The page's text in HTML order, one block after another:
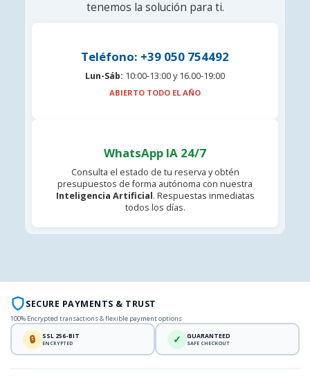
tenemos la solución para ti.
Teléfono: +39 050 754492
Lun-Sáb: 10:00-13:00 y 16.00-19:00
ABIERTO TODO EL AÑO
WhatsApp IA 24/7
Consulta el estado de tu reserva y obtén
presupuestos de forma autónoma con nuestra
Inteligencia Artificial. Respuestas inmediatas
todos los días.
SECURE PAYMENTS & TRUST
100% Encrypted transactions & flexible payment options
🔒 SSL 256-BIT
ENCRYPTED ✓ GUARANTEED
SAFE CHECKOUT